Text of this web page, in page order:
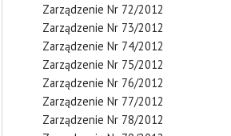
Zarządzenie Nr 72/2012
Zarządzenie Nr 73/2012
Zarządzenie Nr 74/2012
Zarządzenie Nr 75/2012
Zarządzenie Nr 76/2012
Zarządzenie Nr 77/2012
Zarządzenie Nr 78/2012